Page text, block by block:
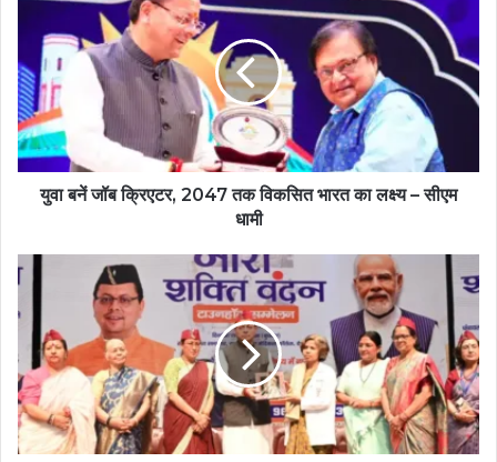
युवा बनें जॉब क्रिएटर, 2047 तक विकसित भारत का लक्ष्य – सीएम
धामी